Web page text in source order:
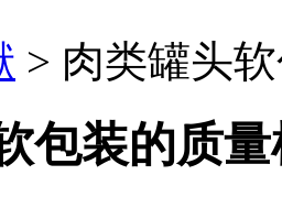
> 肉类罐头
包装的质